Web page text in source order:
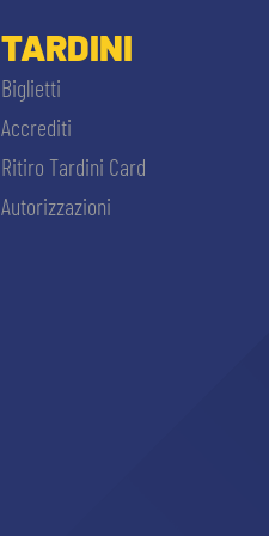
TARDINI
Biglietti
Accrediti
Ritiro Tardini Card
Autorizzazioni